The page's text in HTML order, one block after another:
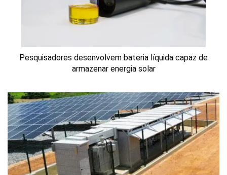
Pesquisadores desenvolvem bateria líquida capaz de
armazenar energia solar